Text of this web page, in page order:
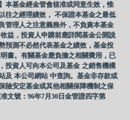
本基金經金管會核准或同意生效，惟
往之經理績效， 不保證本基金之最低
管理人之注意義務外，不負責本基金
益，投資人申購前應詳閱基金公開說
預測不必然代表基金之績效，基金投
書。有關基金應負擔之相關費用，已
投資人可向本公司及基金 之銷售機構
及 本公司網站 中查詢。基金非存款或
險安定基金或其他相關保障機制之保
文號：96年7月30日金管證四字第